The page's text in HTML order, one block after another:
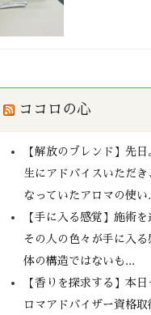
ココロの心
【解放のブレンド】先
生にアドバイスいただき
なっていたアロマの使い
【手に入る感覚】施術を
その人の色々が手に入る
体の構造ではないも...
【香りを探求する】本
ロマアドバイザー資格取